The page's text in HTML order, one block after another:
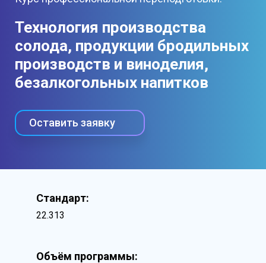
Технология производства
солода, продукции бродильных
производств и виноделия,
безалкогольных напитков
Оставить заявку
Стандарт:
22.313
Объём программы: